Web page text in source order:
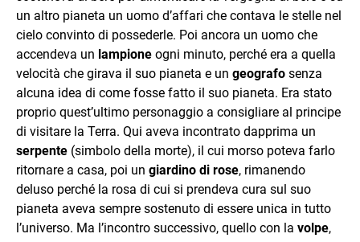
un altro pianeta un uomo d’affari che contava le stelle nel
cielo convinto di possederle. Poi ancora un uomo che
accendeva un lampione ogni minuto, perché era a quella
velocità che girava il suo pianeta e un geografo senza
alcuna idea di come fosse fatto il suo pianeta. Era stato
proprio quest’ultimo personaggio a consigliare al principe
di visitare la Terra. Qui aveva incontrato dapprima un
serpente (simbolo della morte), il cui morso poteva farlo
ritornare a casa, poi un giardino di rose, rimanendo
deluso perché la rosa di cui si prendeva cura sul suo
pianeta aveva sempre sostenuto di essere unica in tutto
l’universo. Ma l’incontro successivo, quello con la volpe,